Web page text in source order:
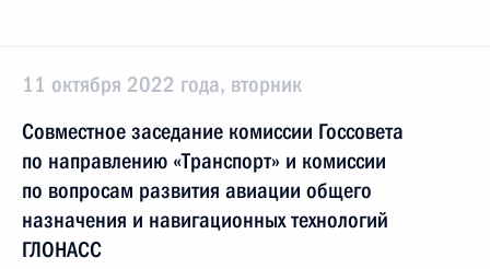
11 октября 2022 года, вторник
Совместное заседание комиссии Госсовета
по направлению «Транспорт» и комиссии
по вопросам развития авиации общего
назначения и навигационных технологий
ГЛОНАСС